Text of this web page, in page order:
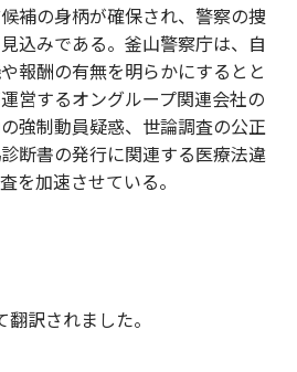
補の身柄が確保され、警察の捜
込みである。釜山警察庁は、自
報酬の有無を明らかにするとと
営するオングループ関連会社の
強制動員疑惑、世論調査の公正
断書の発行に関連する医療法違
を加速させている。
訳されました。